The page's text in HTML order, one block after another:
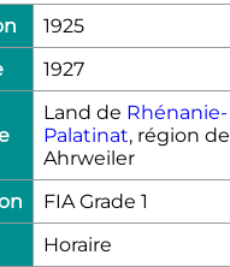
1925
1927
Land de Rhénanie-
Palatinat, région de
Ahrweiler
FIA Grade 1
Horaire